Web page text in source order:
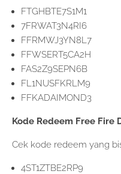
FTGHBTE7S1M1
7FRWAT3N4RI6
FFRMWJ3YN8L7
FFWSERT5CA2H
FAS2Z9SEPN6B
FL1NUSFKRLM9
FFKADAIMOND3
Kode Redeem Free Fire
Cek kode redeem yang
4ST1ZTBE2RP9